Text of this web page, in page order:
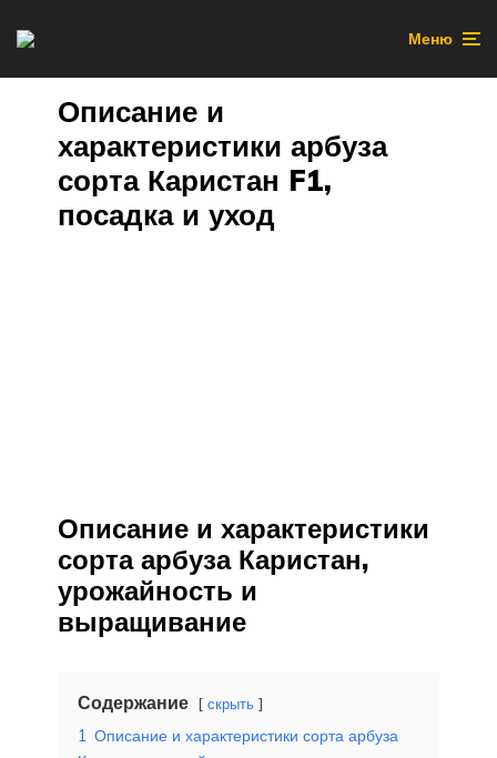
Меню
Описание и
характеристики арбуза
сорта Каристан F1,
посадка и уход
Описание и характеристики
сорта арбуза Каристан,
урожайность и
выращивание
Содержание скрыть
1 Описание и характеристики сорта арбуза